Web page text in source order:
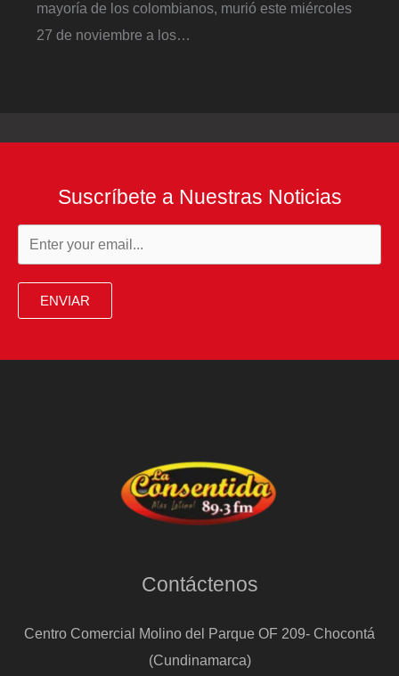
mayoría de los colombianos, murió este miércoles
27 de noviembre a los…
Suscríbete a Nuestras Noticias
ENVIAR
Contáctenos
Centro Comercial Molino del Parque OF 209- Chocontá
(Cundinamarca)